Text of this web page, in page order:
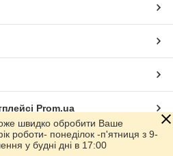
Prom.ua
швидко обробити Ваше
роботи- понеділок -п'ятниця з 9-
у будні дні в 17:00